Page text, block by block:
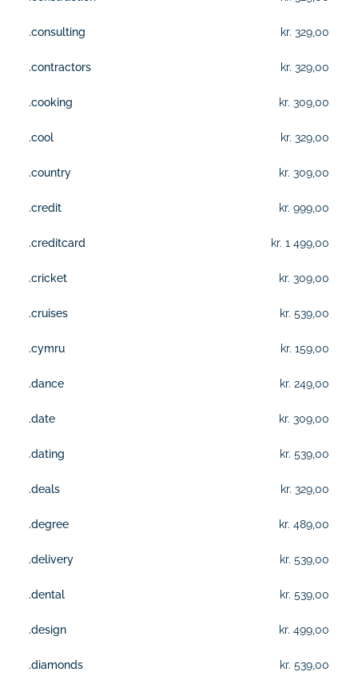
kr. 329,00
.consulting
kr. 329,00
.contractors
kr. 309,00
.cooking
kr. 329,00
.cool
kr. 309,00
.country
kr. 999,00
.credit
kr. 1 499,00
.creditcard
kr. 309,00
.cricket
kr. 539,00
.cruises
kr. 159,00
.cymru
kr. 249,00
.dance
kr. 309,00
.date
kr. 539,00
.dating
kr. 329,00
.deals
kr. 489,00
.degree
kr. 539,00
.delivery
kr. 539,00
.dental
kr. 499,00
.design
kr. 539,00
.diamonds